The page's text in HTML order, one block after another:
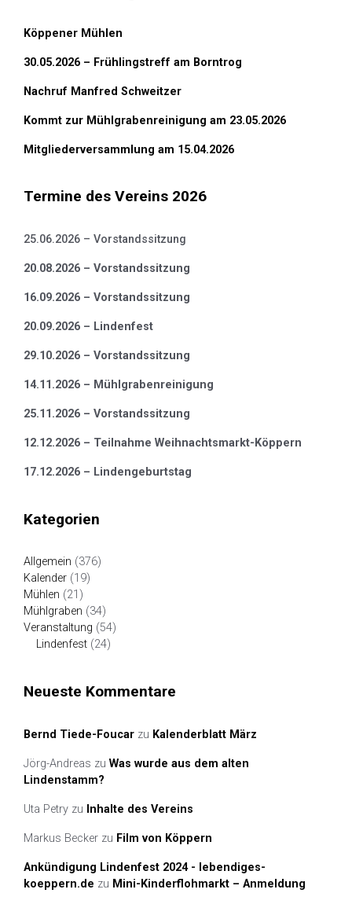
Köppener Mühlen
30.05.2026 – Frühlingstreff am Borntrog
Nachruf Manfred Schweitzer
Kommt zur Mühlgrabenreinigung am 23.05.2026
Mitgliederversammlung am 15.04.2026
Termine des Vereins 2026
25.06.2026 – Vorstandssitzung
20.08.2026 – Vorstandssitzung
16.09.2026 – Vorstandssitzung
20.09.2026 – Lindenfest
29.10.2026 – Vorstandssitzung
14.11.2026 – Mühlgrabenreinigung
25.11.2026 – Vorstandssitzung
12.12.2026 – Teilnahme Weihnachtsmarkt-Köppern
17.12.2026 – Lindengeburtstag
Kategorien
Allgemein (376)
Kalender (19)
Mühlen (21)
Mühlgraben (34)
Veranstaltung (54)
Lindenfest (24)
Neueste Kommentare
Bernd Tiede-Foucar zu Kalenderblatt März
Jörg-Andreas zu Was wurde aus dem alten
Lindenstamm?
Uta Petry zu Inhalte des Vereins
Markus Becker zu Film von Köppern
Ankündigung Lindenfest 2024 - lebendiges-
koeppern.de zu Mini-Kinderflohmarkt – Anmeldung